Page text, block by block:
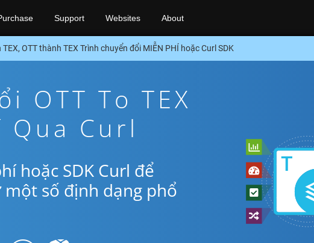
Support Websites About
OTT thành TEX Trình chuyển đổi MIỄN PHÍ hoặc Curl SDK
OTT To TEX
Qua Curl
hoặc SDK Curl để
một số định dạng phổ